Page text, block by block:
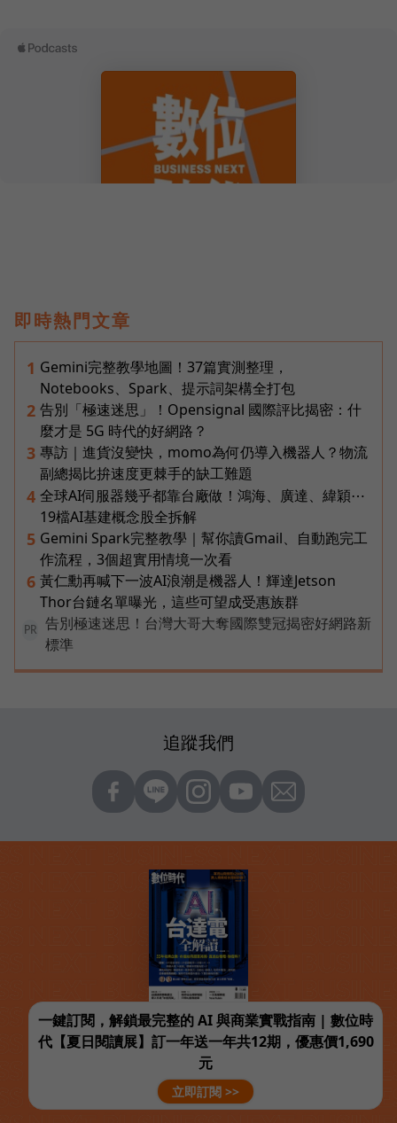
即時熱門文章
1 Gemini完整教學地圖！37篇實測整理，
Notebooks、Spark、提示詞架構全打包
2 告別「極速迷思」！Opensignal 國際評比揭密：什
麼才是 5G 時代的好網路？
3 專訪｜進貨沒變快，momo為何仍導入機器人？物流
副總揭比拚速度更棘手的缺工難題
4 全球AI伺服器幾乎都靠台廠做！鴻海、廣達、緯穎⋯
19檔AI基建概念股全拆解
5 Gemini Spark完整教學｜幫你讀Gmail、自動跑完工
作流程，3個超實用情境一次看
6 黃仁勳再喊下一波AI浪潮是機器人！輝達Jetson
Thor台鏈名單曝光，這些可望成受惠族群
PR
告別極速迷思！台灣大哥大奪國際雙冠揭密好網路新
標準
追蹤我們
一鍵訂閱，解鎖最完整的 AI 與商業實戰指南 | 數位時
代【夏日閱讀展】訂一年送一年共12期，優惠價1,690
元
立即訂閱 >>